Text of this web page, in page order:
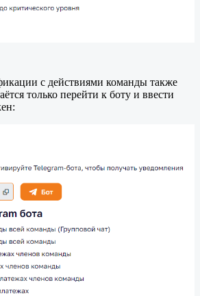
с действиями команды также
только перейти к боту и ввести